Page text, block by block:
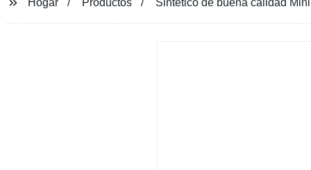
Hogar Productos Sintético de buena calidad